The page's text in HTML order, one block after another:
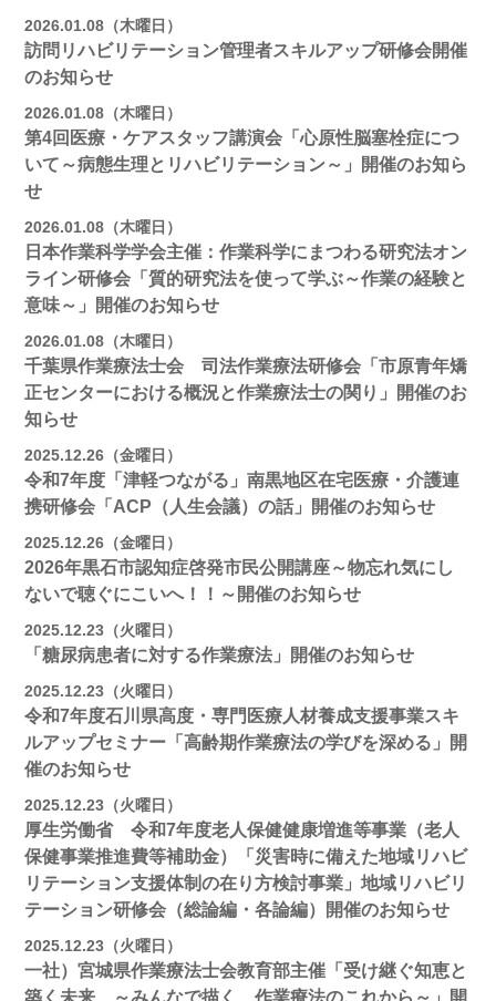
2026.01.08（木曜日）
訪問リハビリテーション管理者スキルアップ研修会開催
のお知らせ
2026.01.08（木曜日）
第4回医療・ケアスタッフ講演会「心原性脳塞栓症につ
いて～病態生理とリハビリテーション～」開催のお知ら
せ
2026.01.08（木曜日）
日本作業科学学会主催：作業科学にまつわる研究法オン
ライン研修会「質的研究法を使って学ぶ～作業の経験と
意味～」開催のお知らせ
2026.01.08（木曜日）
千葉県作業療法士会 司法作業療法研修会「市原青年矯
正センターにおける概況と作業療法士の関り」開催のお
知らせ
2025.12.26（金曜日）
令和7年度「津軽つながる」南黒地区在宅医療・介護連
携研修会「ACP（人生会議）の話」開催のお知らせ
2025.12.26（金曜日）
2026年黒石市認知症啓発市民公開講座～物忘れ気にし
ないで聴ぐにこいへ！！～開催のお知らせ
2025.12.23（火曜日）
「糖尿病患者に対する作業療法」開催のお知らせ
2025.12.23（火曜日）
令和7年度石川県高度・専門医療人材養成支援事業スキ
ルアップセミナー「高齢期作業療法の学びを深める」開
催のお知らせ
2025.12.23（火曜日）
厚生労働省 令和7年度老人保健健康増進等事業（老人
保健事業推進費等補助金）「災害時に備えた地域リハビ
リテーション支援体制の在り方検討事業」地域リハビリ
テーション研修会（総論編・各論編）開催のお知らせ
2025.12.23（火曜日）
一社）宮城県作業療法士会教育部主催「受け継ぐ知恵と
築く未来 ～みんなで描く、作業療法のこれから～」開